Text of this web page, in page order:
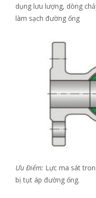
dụng lưu lượng, dòng
làm sạch đường ống
Ưu Điểm: Lực ma sát
bị tụt áp đường ống.